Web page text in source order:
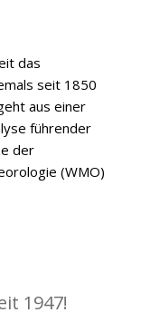
das
seit 1850
aus einer
führender
der
(WMO)
1947!